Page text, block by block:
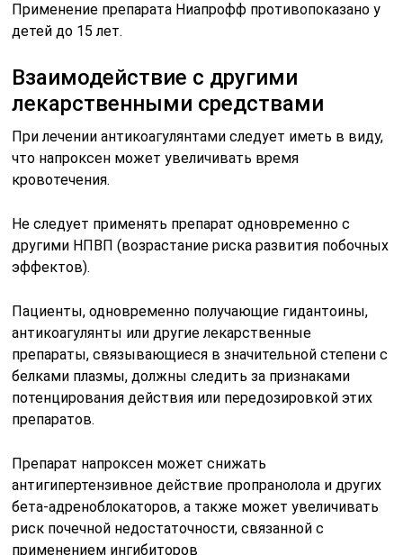
Применение препарата Ниапрофф противопоказано у
детей до 15 лет.
Взаимодействие с другими
лекарственными средствами
При лечении антикоагулянтами следует иметь в виду,
что напроксен может увеличивать время
кровотечения.
Не следует применять препарат одновременно с
другими НПВП (возрастание риска развития побочных
эффектов).
Пациенты, одновременно получающие гидантоины,
антикоагулянты или другие лекарственные
препараты, связывающиеся в значительной степени с
белками плазмы, должны следить за признаками
потенцирования действия или передозировкой этих
препаратов.
Препарат напроксен может снижать
антигипертензивное действие пропранолола и других
бета-адреноблокаторов, а также может увеличивать
риск почечной недостаточности, связанной с
применением ингибиторов